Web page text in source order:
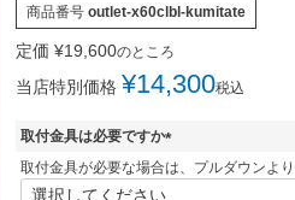
商品番号 outlet-x60clbl-kumitate
定価 ¥19,600のところ
当店特別価格 ¥14,300税込
取付金具は必要ですか
(
必
取付金具が必要な場合は、プルダウンより